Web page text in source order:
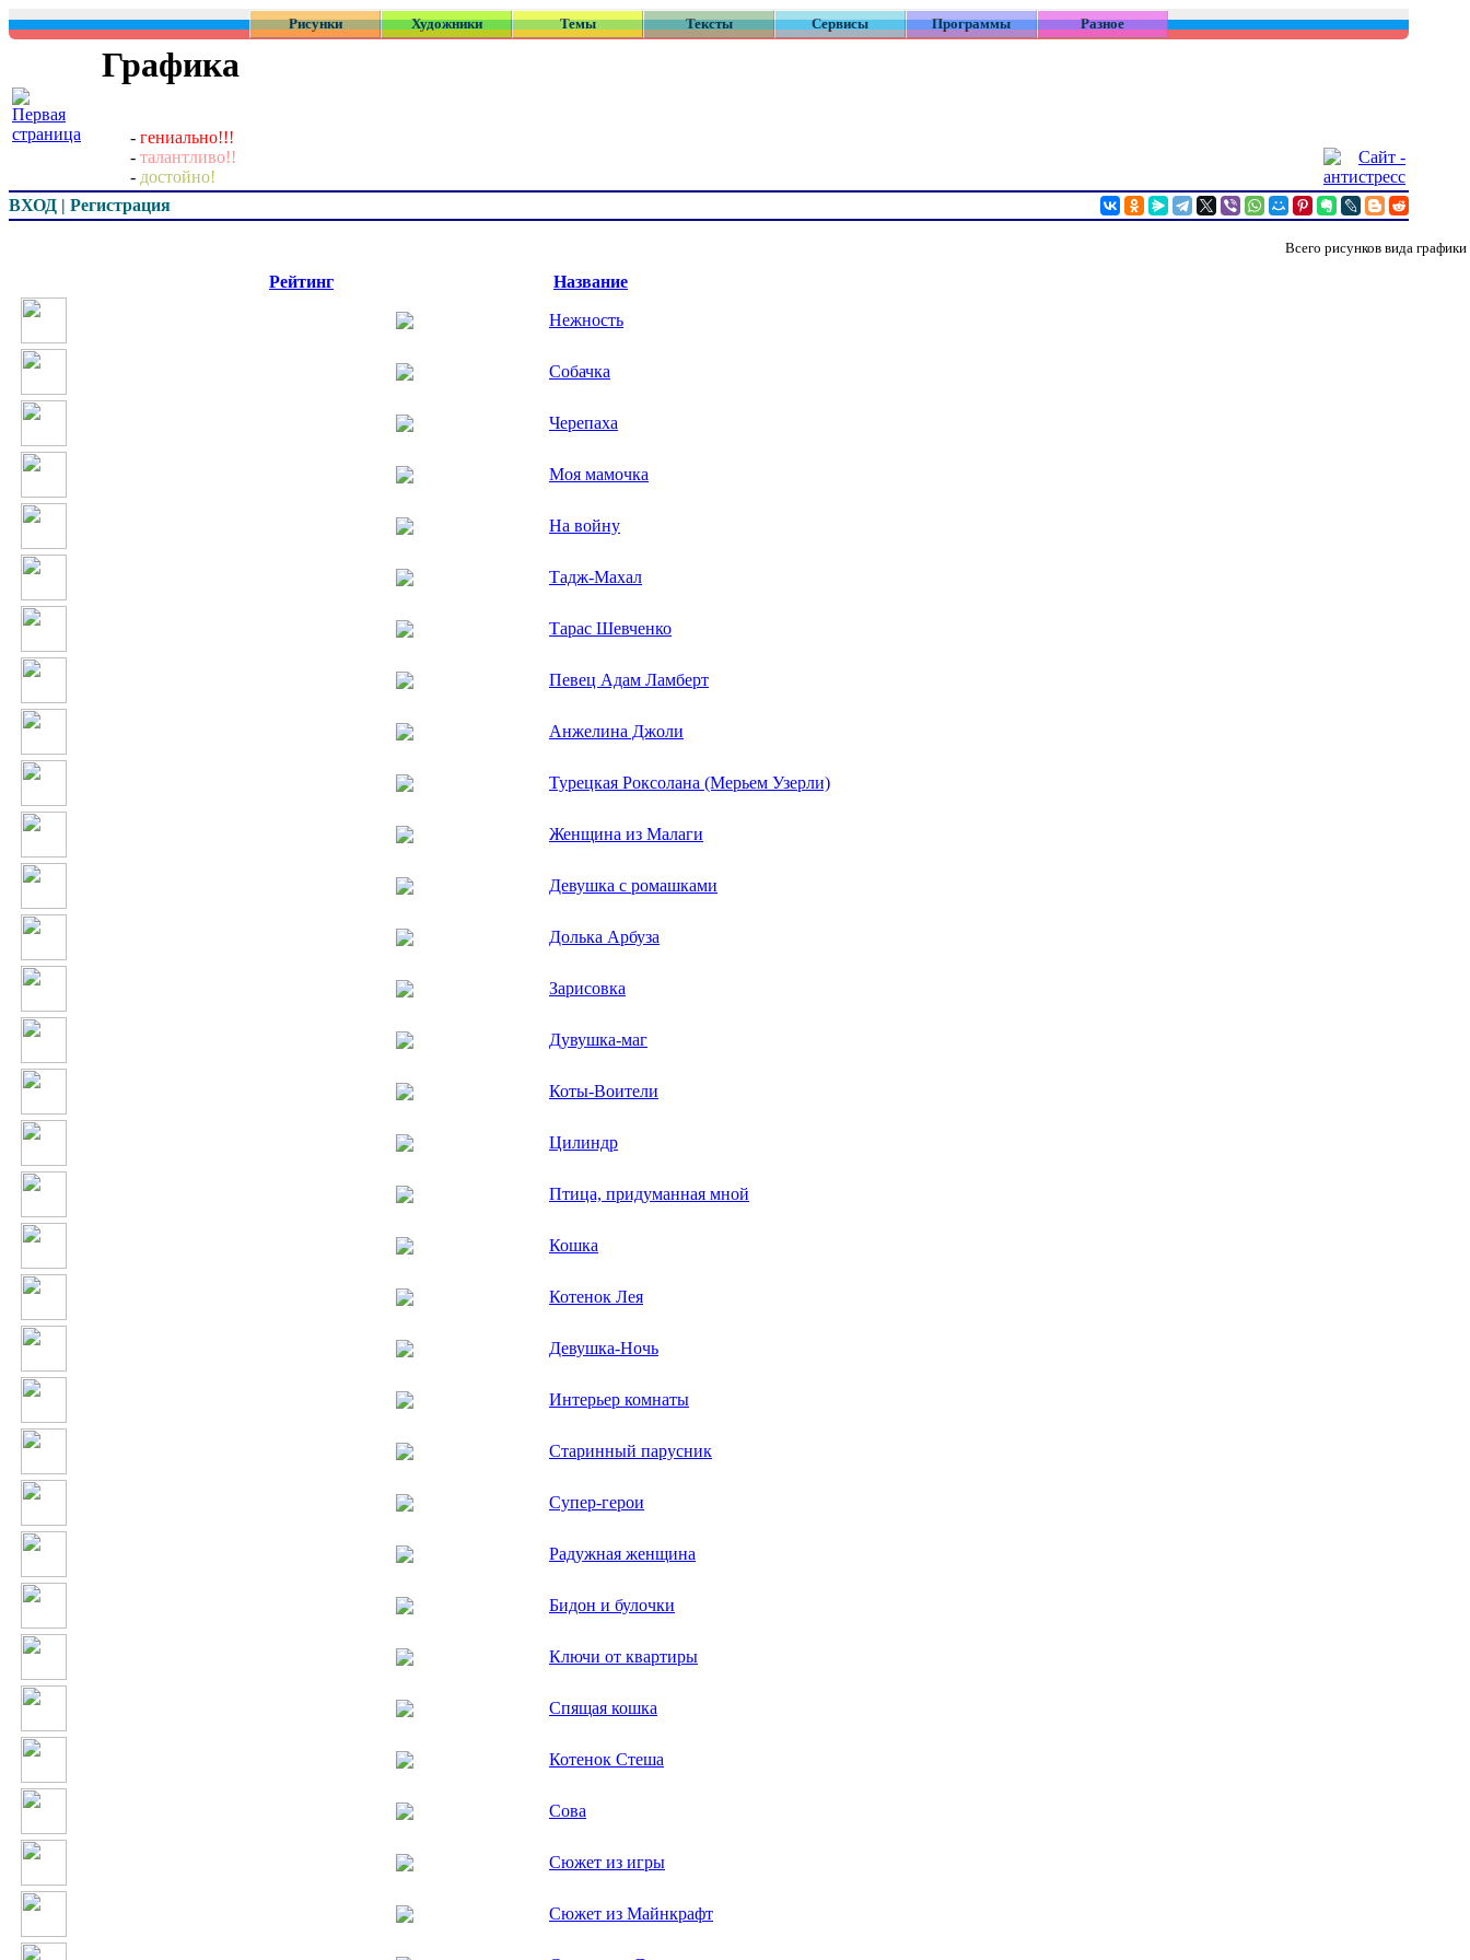
Рисунки Художники Темы Тексты Сервисы Программы Разное
Графика
- гениально!!!
- талантливо!!
- достойно!
ВХОД | Регистрация
Всего рисунков вида графики
Рейтинг Название
Нежность
Собачка
Черепаха
Моя мамочка
На войну
Тадж-Махал
Тарас Шевченко
Певец Адам Ламберт
Анжелина Джоли
Турецкая Роксолана (Мерьем Узерли)
Женщина из Малаги
Девушка с ромашками
Долька Арбуза
Зарисовка
Дувушка-маг
Коты-Воители
Цилиндр
Птица, придуманная мной
Кошка
Котенок Лея
Девушка-Ночь
Интерьер комнаты
Старинный парусник
Супер-герои
Радужная женщина
Бидон и булочки
Ключи от квартиры
Спящая кошка
Котенок Стеша
Сова
Сюжет из игры
Сюжет из Майнкрафт